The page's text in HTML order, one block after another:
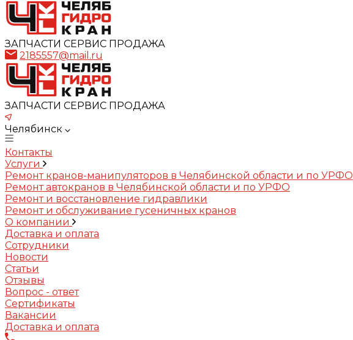
ЗАПЧАСТИ СЕРВИС ПРОДАЖА
2185557@mail.ru
ЗАПЧАСТИ СЕРВИС ПРОДАЖА
Челябинск
Контакты
Услуги
Ремонт кранов-манипуляторов в Челябинской области и по УРФО
Ремонт автокранов в Челябинской области и по УРФО
Ремонт и восстановление гидравлики
Ремонт и обслуживание гусеничных кранов
О компании
Доставка и оплата
Сотрудники
Новости
Статьи
Отзывы
Вопрос - ответ
Сертификаты
Вакансии
Доставка и оплата